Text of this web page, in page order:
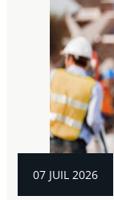
07 JUIL 2026